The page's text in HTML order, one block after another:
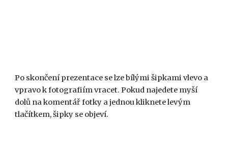
Po skončení prezentace se lze bílými šipkami vlevo a
vpravo k fotografiím vracet. Pokud najedete myší
dolů na komentář fotky a jednou kliknete levým
tlačítkem, šipky se objeví.